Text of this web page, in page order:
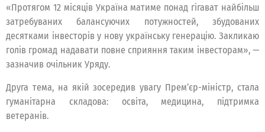
«Протягом 12 місяців Україна матиме понад гігават найбільш
затребуваних балансуючих потужностей, збудованих
десятками інвесторів у нову українську генерацію. Закликаю
голів громад надавати повне сприяння таким інвесторам», —
зазначив очільник Уряду.
Друга тема, на якій зосередив увагу Прем’єр-міністр, стала
гуманітарна складова: освіта, медицина, підтримка
ветеранів.